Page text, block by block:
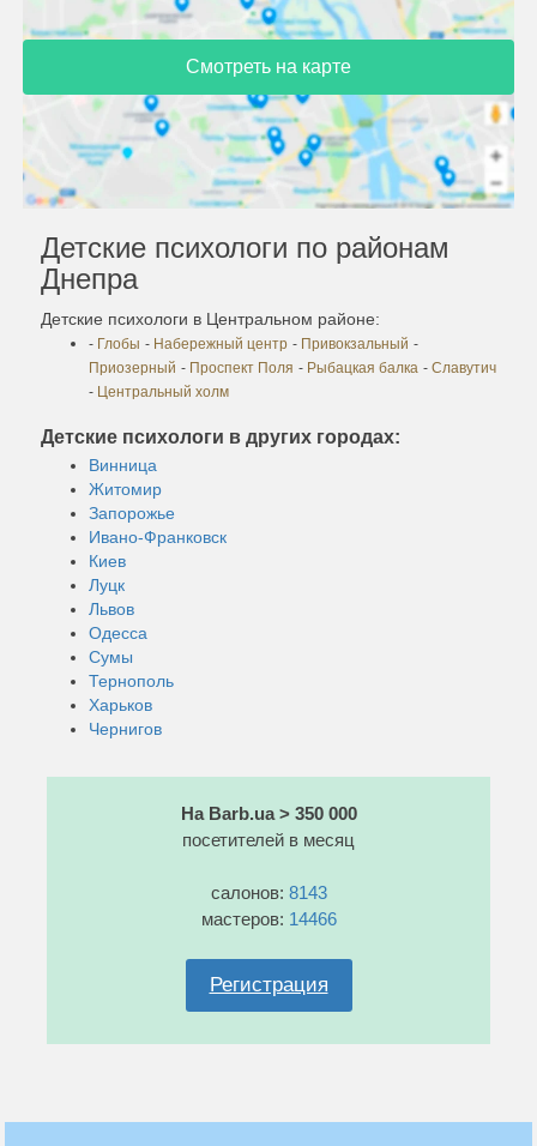
Смотреть на карте
Детские психологи по районам
Днепра
Детские психологи в Центральном районе:
- Глобы - Набережный центр - Привокзальный -
Приозерный - Проспект Поля - Рыбацкая балка - Славутич
- Центральный холм
Детские психологи в других городах:
Винница
Житомир
Запорожье
Ивано-Франковск
Киев
Луцк
Львов
Одесса
Сумы
Тернополь
Харьков
Чернигов
На Barb.ua > 350 000
посетителей в месяц
салонов: 8143
мастеров: 14466
Регистрация